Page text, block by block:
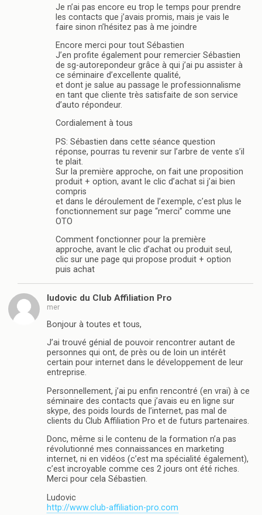
Je n’ai pas encore eu trop le temps pour prendre
les contacts que j’avais promis, mais je vais le
faire sinon n’hésitez pas à me joindre
Encore merci pour tout Sébastien
J’en profite également pour remercier Sébastien
de sg-autorepondeur grâce à qui j’ai pu assister à
ce séminaire d’excellente qualité,
et dont je salue au passage le professionnalisme
en tant que cliente très satisfaite de son service
d’auto répondeur.
Cordialement à tous
PS: Sébastien dans cette séance question
réponse, pourras tu revenir sur l’arbre de vente s’il
te plait.
Sur la première approche, on fait une proposition
produit + option, avant le clic d’achat si j’ai bien
compris
et dans le déroulement de l’exemple, c’est plus le
fonctionnement sur page “merci” comme une
OTO
Comment fonctionner pour la première
approche, avant le clic d’achat ou produit seul,
clic sur une page qui propose produit + option
puis achat
ludovic du Club Affiliation Pro
mer
Bonjour à toutes et tous,
J’ai trouvé génial de pouvoir rencontrer autant de
personnes qui ont, de près ou de loin un intérêt
certain pour internet dans le développement de leur
entreprise.
Personnellement, j’ai pu enfin rencontré (en vrai) à ce
séminaire des contacts que j’avais eu en ligne sur
skype, des poids lourds de l’internet, pas mal de
clients du Club Affiliation Pro et de futurs partenaires.
Donc, même si le contenu de la formation n’a pas
révolutionné mes connaissances en marketing
internet, ni en vidéos (c’est ma spécialité également),
c’est incroyable comme ces 2 jours ont été riches.
Merci pour cela Sébastien.
Ludovic
http://www.club-affiliation-pro.com